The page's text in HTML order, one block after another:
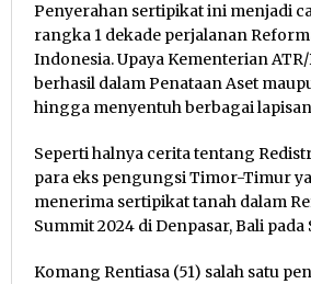
Penyerahan sertipikat ini menjadi
rangka 1 dekade perjalanan
Indonesia. Upaya Kementerian
berhasil dalam Penataan Aset
hingga menyentuh berbagai
Seperti halnya cerita tentang
para eks pengungsi Timor-Timur
menerima sertipikat tanah dalam
Summit 2024 di Denpasar, Bali pada
Komang Rentiasa (51) salah satu